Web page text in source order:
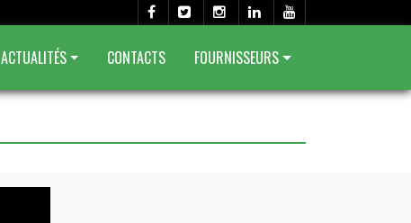
ACTUALITÉS CONTACTS FOURNISSEURS